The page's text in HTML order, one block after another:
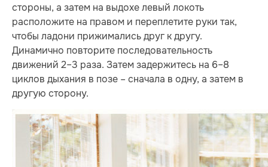
стороны, а затем на выдохе левый локоть
расположите на правом и переплетите руки так,
чтобы ладони прижимались друг к другу.
Динамично повторите последовательность
движений 2–3 раза. Затем задержитесь на 6–8
циклов дыхания в позе – сначала в одну, а затем в
другую сторону.